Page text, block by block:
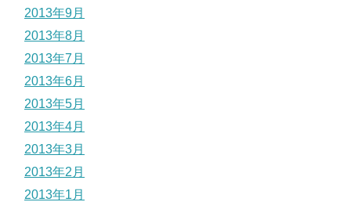
2013年9月
2013年8月
2013年7月
2013年6月
2013年5月
2013年4月
2013年3月
2013年2月
2013年1月